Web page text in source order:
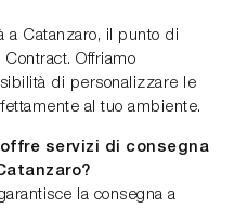
a Catanzaro, il punto di
Offriamo
di personalizzare le
al tuo ambiente.
servizi di consegna
la consegna a